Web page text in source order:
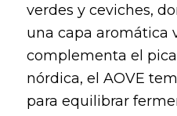
verdes y ceviches,
una capa aromática
complementa el
nórdica, el AOVE
para equilibrar